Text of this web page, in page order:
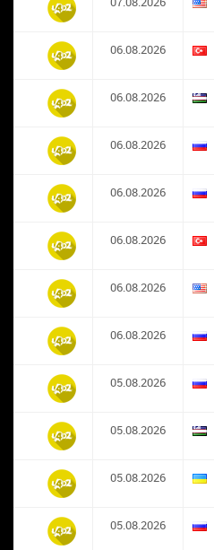
06.08.2026
06.08.2026
06.08.2026
06.08.2026
06.08.2026
06.08.2026
06.08.2026
05.08.2026
05.08.2026
05.08.2026
05.08.2026